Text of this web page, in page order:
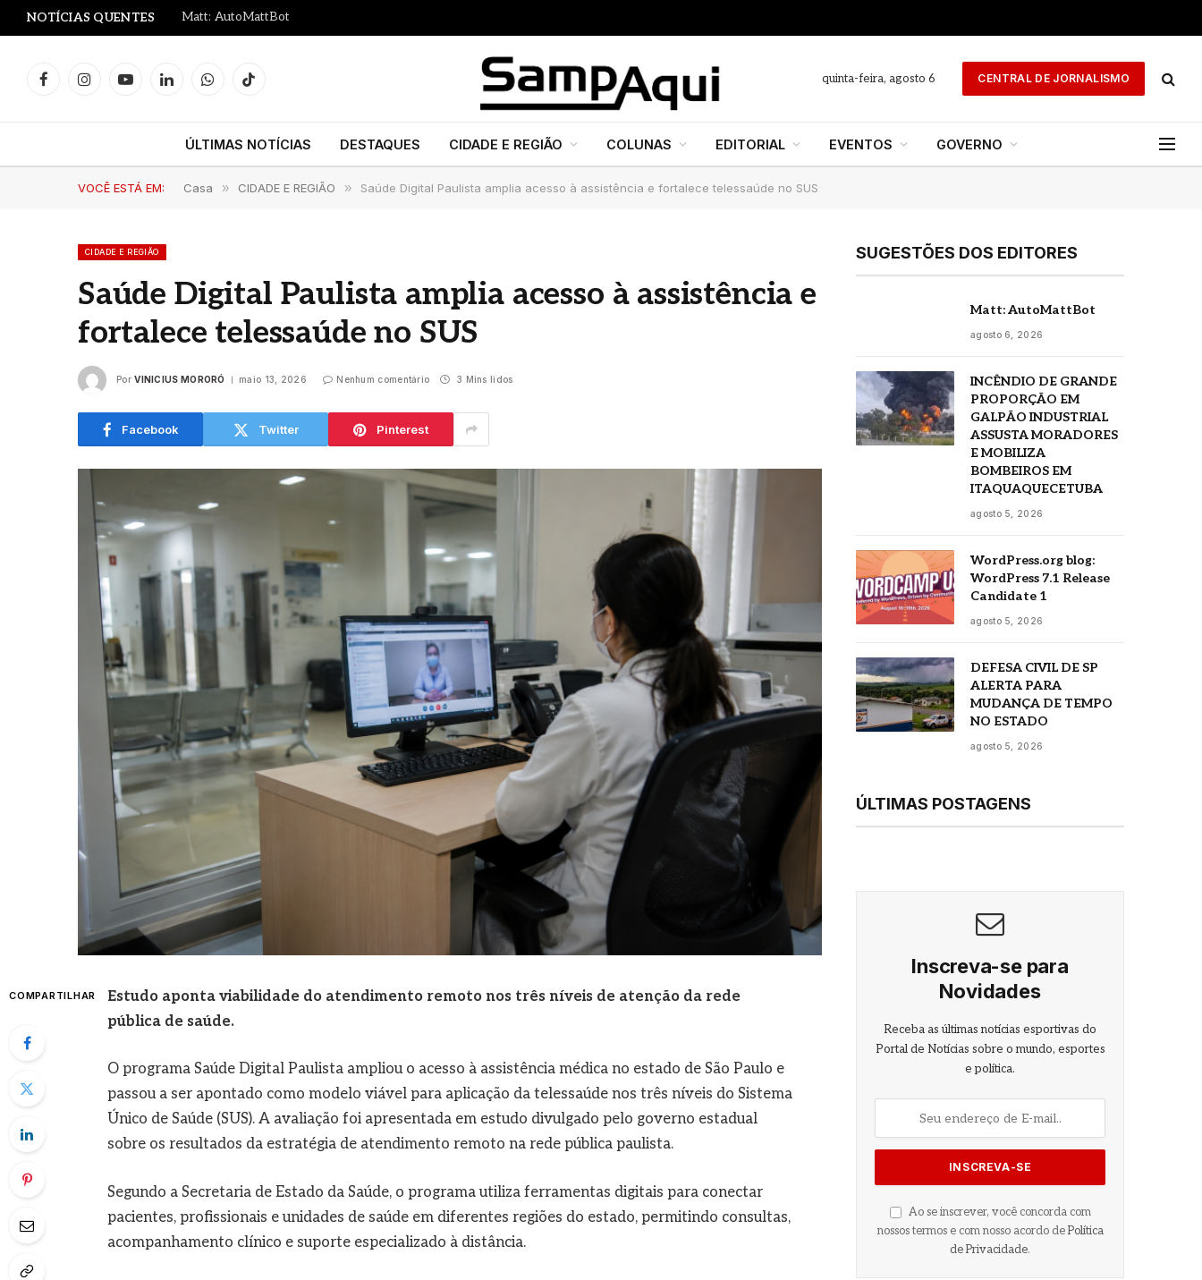
NOTÍCIAS QUENTES Matt: AutoMattBot
FacebookInstagramYouTubeLinkedInWhatsAppTikTok
quinta-feira, agosto 6 CENTRAL DE JORNALISMO
ÚLTIMAS NOTÍCIAS DESTAQUES CIDADE E REGIÃO COLUNAS EDITORIAL EVENTOS GOVERNO
VOCÊ ESTÁ EM: Casa » CIDADE E REGIÃO » Saúde Digital Paulista amplia acesso à assistência e fortalece telessaúde no SUS
CIDADE E REGIÃO
Saúde Digital Paulista amplia acesso à assistência e
fortalece telessaúde no SUS
Por VINICIUS MORORÓ maio 13, 2026 Nenhum comentário 3 Mins lidos
Facebook Twitter Pinterest
COMPARTILHAR
Estudo aponta viabilidade do atendimento remoto nos três níveis de atenção da rede
pública de saúde.
O programa Saúde Digital Paulista ampliou o acesso à assistência médica no estado de São Paulo e
passou a ser apontado como modelo viável para aplicação da telessaúde nos três níveis do Sistema
Único de Saúde (SUS). A avaliação foi apresentada em estudo divulgado pelo governo estadual
sobre os resultados da estratégia de atendimento remoto na rede pública paulista.
Segundo a Secretaria de Estado da Saúde, o programa utiliza ferramentas digitais para conectar
pacientes, profissionais e unidades de saúde em diferentes regiões do estado, permitindo consultas,
acompanhamento clínico e suporte especializado à distância.
SUGESTÕES DOS EDITORES
Matt: AutoMattBot
agosto 6, 2026
INCÊNDIO DE GRANDE
PROPORÇÃO EM
GALPÃO INDUSTRIAL
ASSUSTA MORADORES
E MOBILIZA
BOMBEIROS EM
ITAQUAQUECETUBA
agosto 5, 2026
WordPress.org blog:
WordPress 7.1 Release
Candidate 1
agosto 5, 2026
DEFESA CIVIL DE SP
ALERTA PARA
MUDANÇA DE TEMPO
NO ESTADO
agosto 5, 2026
ÚLTIMAS POSTAGENS
Inscreva-se para
Novidades
Receba as últimas notícias esportivas do
Portal de Notícias sobre o mundo, esportes
e política.
Ao se inscrever, você concorda com
nossos termos e com nosso acordo de Política
de Privacidade.